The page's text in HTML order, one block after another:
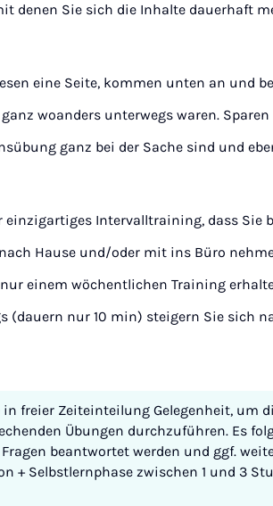
denen Sie sich die Inhalte dauerhaft
eine Seite, kommen unten an und
woanders unterwegs waren. Sparen
ganz bei der Sache sind und
einzigartiges Intervalltraining, dass Sie
Hause und/oder mit ins Büro
einem wöchentlichen Training
(dauern nur 10 min) steigern Sie sich
freier Zeiteinteilung Gelegenheit, um
Übungen durchzuführen. Es
beantwortet werden und ggf.
+ Selbstlernphase zwischen 1 und 3